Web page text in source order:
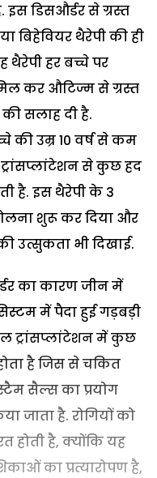
डिसऔर्डर से ग्रस्त
बिहेवियर थैरेपी की ही
थैरेपी हर बच्चे पर
कर औटिज्म से ग्रस्त
सलाह दी है.
की उम्र 10 वर्ष से कम
से कुछ हद
है. इस थैरेपी के 3
शुरू कर दिया और
उत्सुकता भी दिखाई.
का कारण जीन में
में पैदा हुई गड़बड़ी
ट्रांसप्लांटेशन में कुछ
है जिस से चकित
सैल्स का प्रयोग
जाता है. रोगियों को
होती है, क्योंकि यह
का प्रत्यारोपण है,